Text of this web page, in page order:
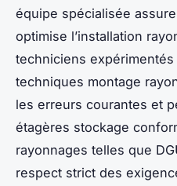
équipe spécialisée
optimise l’installation
techniciens
techniques montage
les erreurs courantes et
étagères stockage
rayonnages telles que
respect strict des